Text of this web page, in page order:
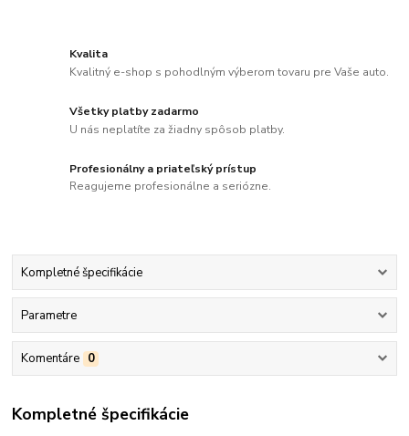
Kvalita
Kvalitný e-shop s pohodlným výberom tovaru pre Vaše auto.
Všetky platby zadarmo
U nás neplatíte za žiadny spôsob platby.
Profesionálny a priateľský prístup
Reagujeme profesionálne a seriózne.
Kompletné špecifikácie
Parametre
Komentáre 0
Kompletné špecifikácie